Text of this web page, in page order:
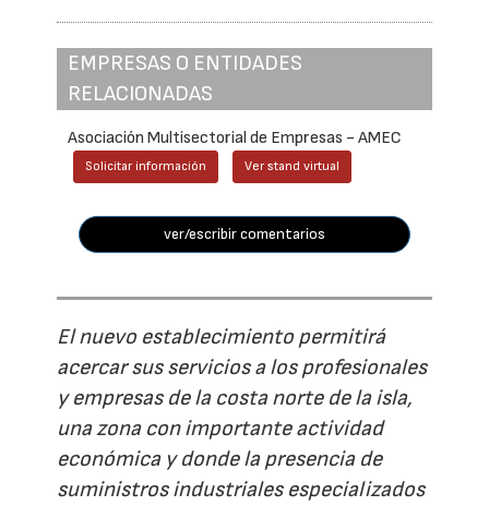
EMPRESAS O ENTIDADES
RELACIONADAS
Asociación Multisectorial de Empresas - AMEC
Solicitar información Ver stand virtual
ver/escribir comentarios
El nuevo establecimiento permitirá
acercar sus servicios a los profesionales
y empresas de la costa norte de la isla,
una zona con importante actividad
económica y donde la presencia de
suministros industriales especializados